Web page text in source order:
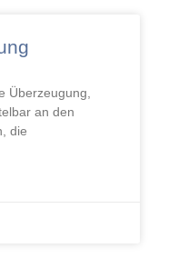
Überzeugung,
an den
die